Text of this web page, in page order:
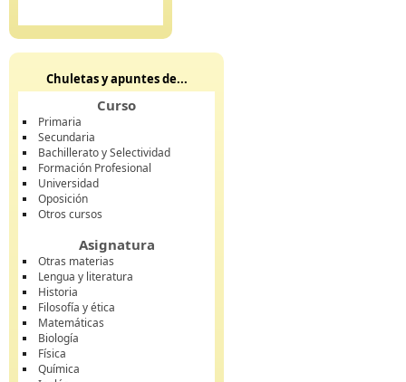
Chuletas y apuntes de...
Curso
Primaria
Secundaria
Bachillerato y Selectividad
Formación Profesional
Universidad
Oposición
Otros cursos
Asignatura
Otras materias
Lengua y literatura
Historia
Filosofía y ética
Matemáticas
Biología
Física
Química